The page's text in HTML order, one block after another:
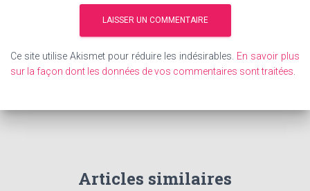
Ce site utilise Akismet pour réduire les indésirables. En savoir plus
sur la façon dont les données de vos commentaires sont traitées
Articles similaires